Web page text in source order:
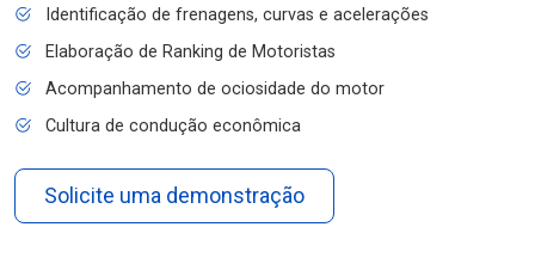
Identificação de frenagens, curvas e acelerações
Elaboração de Ranking de Motoristas
Acompanhamento de ociosidade do motor
Cultura de condução econômica
Solicite uma demonstração